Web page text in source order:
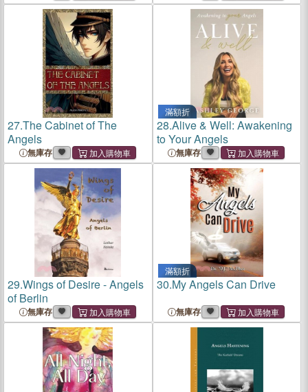
27.The Cabinet of The
Angels
無庫存
滿額折
28.Alive & Well: Awakening
to Your Angels
無庫存
29.Wings of Desire - Angels
of Berlin
無庫存
滿額折
30.My Angels Can Drive
無庫存